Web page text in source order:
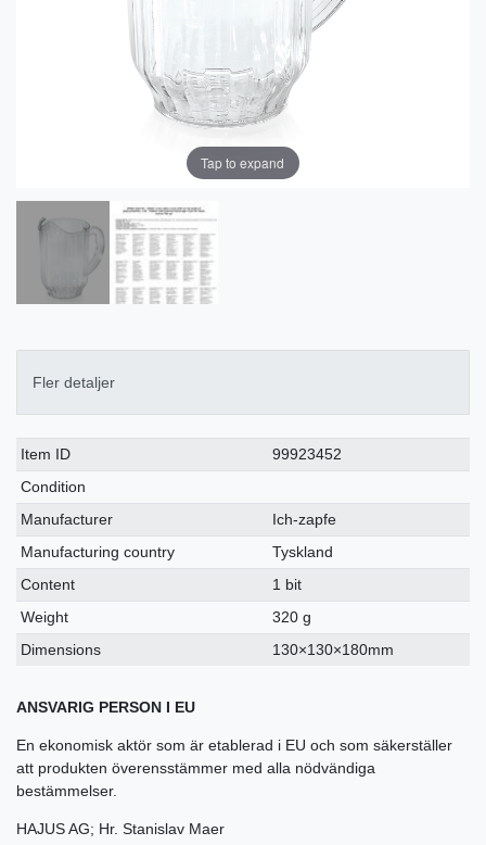
Tap to expand
Fler detaljer
Ceres::Template.singleItemTechnicalDataAttribute
Ceres::Template.singleItemTechnicalDataValue
Item ID
99923452
Condition
Manufacturer
Ich-zapfe
Manufacturing country
Tyskland
Content
1 bit
Weight
320 g
Dimensions
130×130×180mm
ANSVARIG PERSON I EU
En ekonomisk aktör som är etablerad i EU och som säkerställer
att produkten överensstämmer med alla nödvändiga
bestämmelser.
HAJUS AG; Hr. Stanislav Maer